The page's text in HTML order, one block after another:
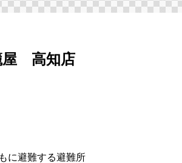
屋 高知店
に避難する避難所